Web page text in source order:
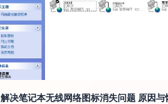
解决笔记本无线网络图标消失问题 原因与